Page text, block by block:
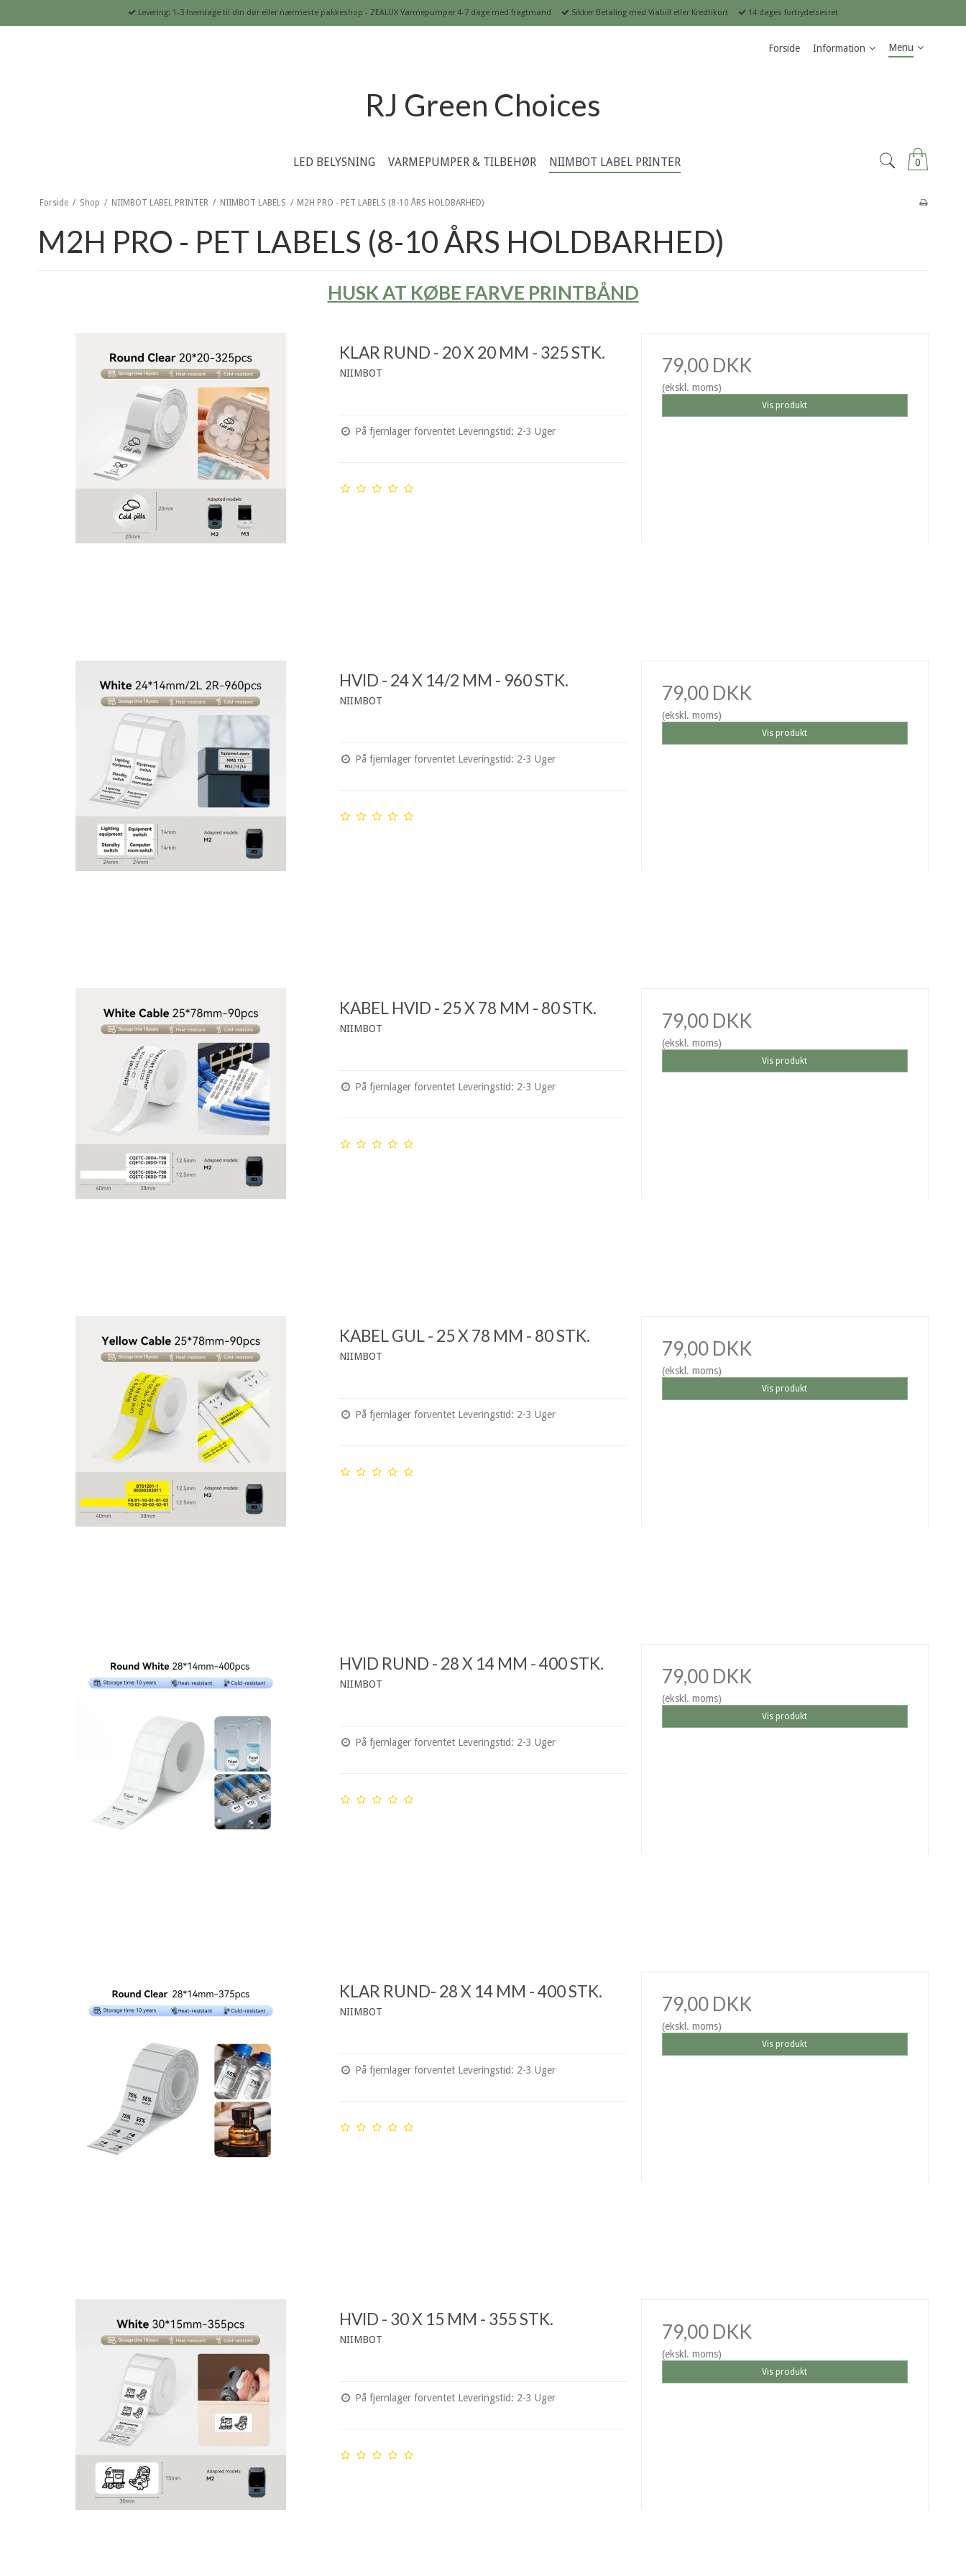
Levering: 1-3 hverdage til din dør eller nærmeste pakkeshop - ZEALUX Varmepumper 4-7 dage med fragtmand Sikker Betaling med Viabill eller Kredtikort 14 dages fortrydelsesret
Forside Information Menu
RJ Green Choices
0
LED BELYSNING VARMEPUMPER & TILBEHØR NIIMBOT LABEL PRINTER
Forside / Shop / NIIMBOT LABEL PRINTER / NIIMBOT LABELS / M2H PRO - PET LABELS (8-10 ÅRS HOLDBARHED)
M2H PRO - PET LABELS (8-10 ÅRS HOLDBARHED)
HUSK AT KØBE FARVE PRINTBÅND
KLAR RUND - 20 X 20 MM - 325 STK.
NIIMBOT
På fjernlager forventet Leveringstid: 2-3 Uger
79,00 DKK
(ekskl. moms)
Vis produkt
HVID - 24 X 14/2 MM - 960 STK.
NIIMBOT
På fjernlager forventet Leveringstid: 2-3 Uger
79,00 DKK
(ekskl. moms)
Vis produkt
KABEL HVID - 25 X 78 MM - 80 STK.
NIIMBOT
På fjernlager forventet Leveringstid: 2-3 Uger
79,00 DKK
(ekskl. moms)
Vis produkt
KABEL GUL - 25 X 78 MM - 80 STK.
NIIMBOT
På fjernlager forventet Leveringstid: 2-3 Uger
79,00 DKK
(ekskl. moms)
Vis produkt
HVID RUND - 28 X 14 MM - 400 STK.
NIIMBOT
På fjernlager forventet Leveringstid: 2-3 Uger
79,00 DKK
(ekskl. moms)
Vis produkt
KLAR RUND- 28 X 14 MM - 400 STK.
NIIMBOT
På fjernlager forventet Leveringstid: 2-3 Uger
79,00 DKK
(ekskl. moms)
Vis produkt
HVID - 30 X 15 MM - 355 STK.
NIIMBOT
På fjernlager forventet Leveringstid: 2-3 Uger
79,00 DKK
(ekskl. moms)
Vis produkt